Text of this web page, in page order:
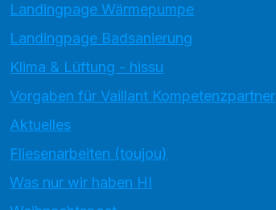
Landingpage Wärmepumpe
Landingpage Badsanierung
Klima & Lüftung - hissu
Vorgaben für Vaillant Kompetenzpartner
Aktuelles
Fliesenarbeiten (toujou)
Was nur wir haben HI